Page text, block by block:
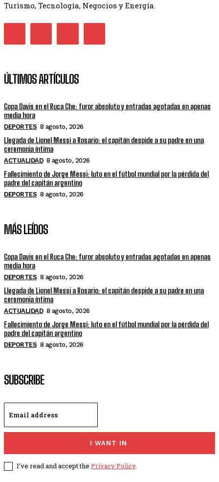
Turismo, Tecnología, Negocios y Energía.
ÚLTIMOS ARTÍCULOS
Copa Davis en el Ruca Che: furor absoluto y entradas agotadas en apenas
media hora
DEPORTES 8 agosto, 2026
Llegada de Lionel Messi a Rosario: el capitán despide a su padre en una
ceremonia íntima
ACTUALIDAD 8 agosto, 2026
Fallecimiento de Jorge Messi: luto en el fútbol mundial por la pérdida del
padre del capitán argentino
DEPORTES 8 agosto, 2026
MÁS LEÍDOS
Copa Davis en el Ruca Che: furor absoluto y entradas agotadas en apenas
media hora
DEPORTES 8 agosto, 2026
Llegada de Lionel Messi a Rosario: el capitán despide a su padre en una
ceremonia íntima
ACTUALIDAD 8 agosto, 2026
Fallecimiento de Jorge Messi: luto en el fútbol mundial por la pérdida del
padre del capitán argentino
DEPORTES 8 agosto, 2026
SUBSCRIBE
I WANT IN
I've read and accept the Privacy Policy.